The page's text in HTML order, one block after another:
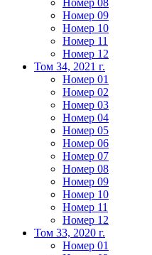
Номер 08
Номер 09
Номер 10
Номер 11
Номер 12
Том 34, 2021 г.
Номер 01
Номер 02
Номер 03
Номер 04
Номер 05
Номер 06
Номер 07
Номер 08
Номер 09
Номер 10
Номер 11
Номер 12
Том 33, 2020 г.
Номер 01